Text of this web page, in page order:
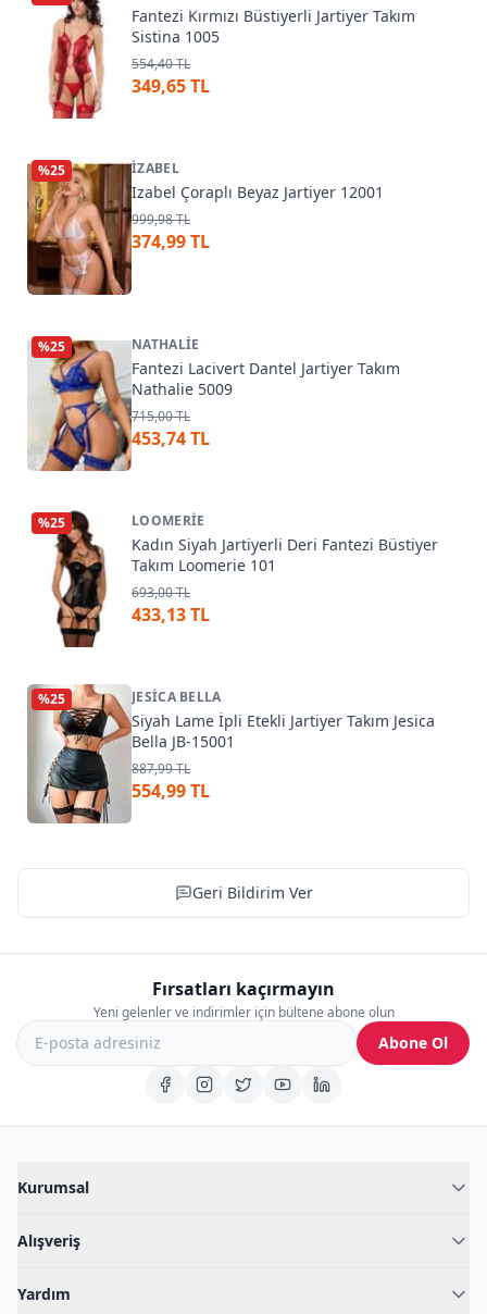
Fantezi Kırmızı Büstiyerli Jartiyer Takım
Sistina 1005
554,40 TL
349,65 TL
%25 İZABEL
Izabel Çoraplı Beyaz Jartiyer 12001
999,98 TL
374,99 TL
%25 NATHALIE
Fantezi Lacivert Dantel Jartiyer Takım
Nathalie 5009
715,00 TL
453,74 TL
%25 LOOMERIE
Kadın Siyah Jartiyerli Deri Fantezi Büstiyer
Takım Loomerie 101
693,00 TL
433,13 TL
%25 JESICA BELLA
Siyah Lame İpli Etekli Jartiyer Takım Jesica
Bella JB-15001
887,99 TL
554,99 TL
Geri Bildirim Ver
Fırsatları kaçırmayın
Yeni gelenler ve indirimler için bültene abone olun
Abone Ol
Kurumsal
Blog
İç Giyim Rehberi
Alışveriş
Yardım